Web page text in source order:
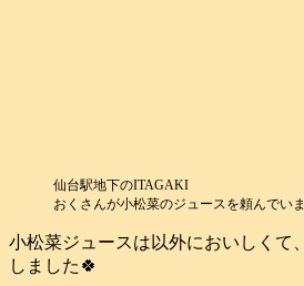
仙台駅地下のITAGAKI
おくさんが小松菜のジュースを頼んでい
小松菜ジュースは以外においしくて
しました🍀